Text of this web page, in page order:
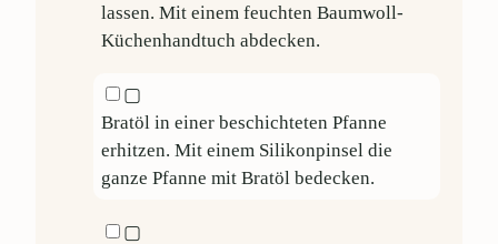
lassen. Mit einem feuchten Baumwoll-
Küchenhandtuch abdecken.
▢
Bratöl in einer beschichteten Pfanne
erhitzen. Mit einem Silikonpinsel die
ganze Pfanne mit Bratöl bedecken.
▢